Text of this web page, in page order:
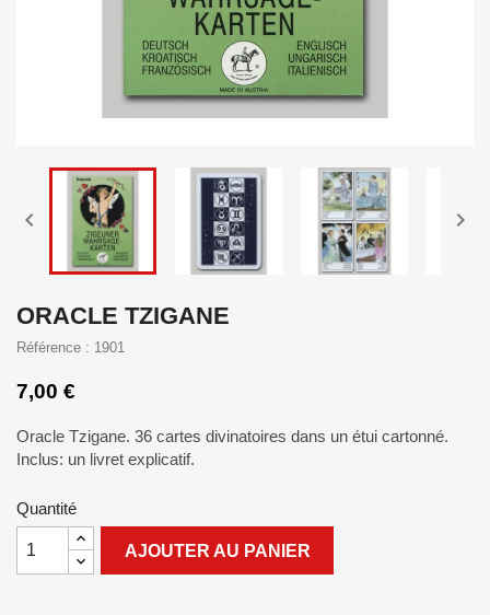
 
ORACLE TZIGANE
Référence : 1901
7,00 €
Oracle Tzigane. 36 cartes divinatoires dans un étui cartonné.
Inclus: un livret explicatif.
Quantité
AJOUTER AU PANIER